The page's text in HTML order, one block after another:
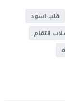
قلب اسود
انتقام